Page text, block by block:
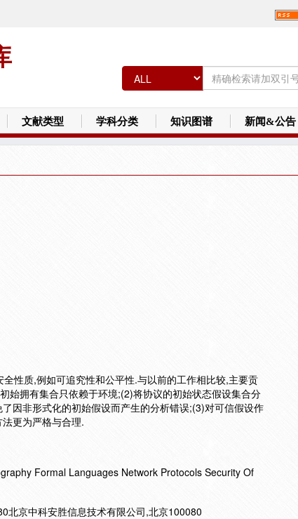
文献类型 学科分类 知识图谱 新闻&公告
性质,例如可追究性和公平性.与以前的工作相比较,主要贡
始拥有集合只依赖于环境;(2)将协议的初始状态假设集合分
因非形式化的初始假设而产生的分析错误;(3)对可信假设作
更为严格与合理.
Formal Languages Network Protocols Security Of
北京中科安胜信息技术有限公司,北京100080